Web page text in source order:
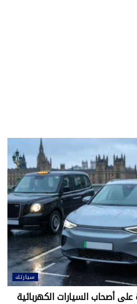
سيارتك
على أصحاب السيارات الكهربائية